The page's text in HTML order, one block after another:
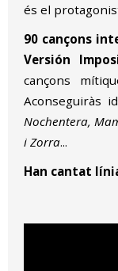
és el
90 cançons
Versión
cançons
Aconseguiràs
Nochentera,
i Zorra...
Han cantat